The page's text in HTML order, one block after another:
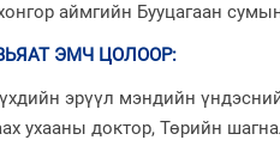
аймгийн Бууцагаан
ЭМЧ ЦОЛООР:
эрүүл мэндийн
ухааны доктор, Төрийн